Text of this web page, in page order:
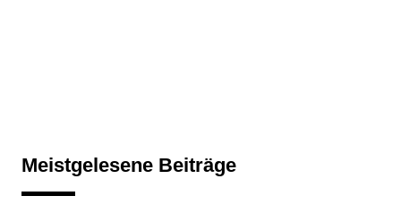
Meistgelesene Beiträge